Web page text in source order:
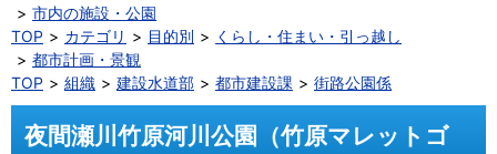
市内の施設・公園
TOP
カテゴリ 目的別
くらし・住まい・引っ越し
都市計画・景観
TOP
組織 建設水道部 都市建設課 街路公園係
夜間瀬川竹原河川公園（竹原マレットゴ